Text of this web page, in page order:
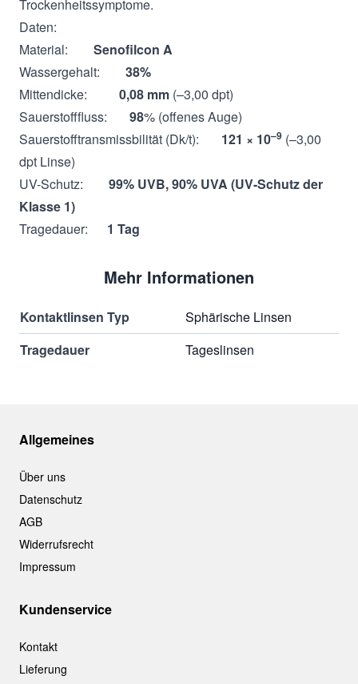
Trockenheitssymptome.
Daten:
Material: Senofilcon A
Wassergehalt: 38%
Mittendicke: 0,08 mm (–3,00 dpt)
Sauerstofffluss: 98% (offenes Auge)
Sauerstofftransmissbilität (Dk/t): 121 × 10–9 (–3,00
dpt Linse)
UV-Schutz: 99% UVB, 90% UVA (UV-Schutz der
Klasse 1)
Tragedauer: 1 Tag
Mehr Informationen
Kontaktlinsen Typ
Sphärische Linsen
Tragedauer
Tageslinsen
Allgemeines
Über uns
Datenschutz
AGB
Widerrufsrecht
Impressum
Kundenservice
Kontakt
Lieferung